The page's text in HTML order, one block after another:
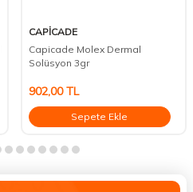
CAPİCADE
Capicade Molex Dermal
Solüsyon 3gr
902,00TL
Sepete Ekle